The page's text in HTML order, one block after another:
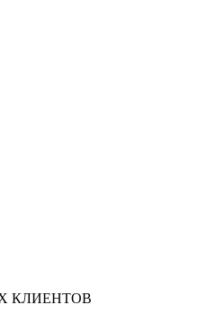
КЛИЕНТОВ